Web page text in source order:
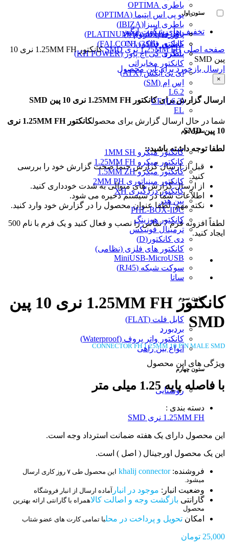
ستون اول
پاور قفل دار (VH)
کانکتور (3/96) CH
پینگرد
کانکتور مخابراتی
ای تی ایکس (ATX)
اِس اِم (SM)
L6.2
CF (L6.3)
EL
ستون دوم
کانکتور میکرو 1MM SH
کانکتور میکرو 1.25MM FH
کانکتور میکرو 1.5MM ZH
کانکتور مینیاتوری 2MM PH
کانکتور دزدگیری XH
پین هدر
PHL-BOX-IDC
کانکتور هوزینگ
ترمینال فونیکس
دی کانکتور(D)
کانکتور های فلزی (نظامی)
MiniUSB-MicroUSB
سوکت شبکه (RJ45)
ساتا
ستون سوم
کابل فلت (FLAT)
بردبورد
کانکتور واتر پروف (Waterproof)
انواع بین راهی
ستون چهارم
روشنایی
باطری OPTIMA
یو پی اس اپتیما (OPTIMA)
باطری ایبیزا(IBIZA)
باطری پلاتینیوم (PLATINUM)
باطری فالکون(FALCON)
باطری کی اچ پاور (KH POWER)
تخفیف های شگفت انگیز
صفحه اصلی 1.25MM FH نری SMD
کانکتور 1.25MM FH نری 10
پین SMD
ارسال بازخورد برای این محصول
×
ارسال گزارش برای کانکتور 1.25MM FH نری 10 پین SMD
شما در حال ارسال گزارش برای محصول
کانکتور 1.25MM FH نری
10 پین SMD
لطفا توجه داشته باشید::
قبل از ارسال گزارش حتما صحت گزارش خود را بررسی
کنید.
از ارسال گزارش های متوالی به شدت خودداری کنید.
اطلاعات شما در سیستم ذخیره می شود.
نکته مهم: لطفا عنوان محصول را در گزارش خود وارد کنید.
لطفاً افزونه فرم 7 تماس را نصب و فعال کنید و یک فرم با نام 500
ایجاد کنید.
کانکتور 1.25MM FH نری 10 پین
SMD
CONNECTOR FH 1.25MM 10 PIN MALE SMD
ویژگی های این محصول
با فاصله پایه 1.25 میلی متر
دسته بندی :
1.25MM FH نری SMD
این محصول دارای یک هفته ضمانت استرداد وجه است.
این یک محصول اورجینال ( اصل ) است.
فروشنده:khalij connector این محصول طی ۷ روز کاری ارسال
میشود.
وضعیت انبار: موجود در انبار آماده ارسال از انبار فروشگاه
گارانتی بازگشت وجه و اصالت کالاهمراه با گارانتی ارائه بهترین
محصول
امکان تحویل و پرداخت در محلبا تمامی کارت های عضو شتاب
25,000 تومان